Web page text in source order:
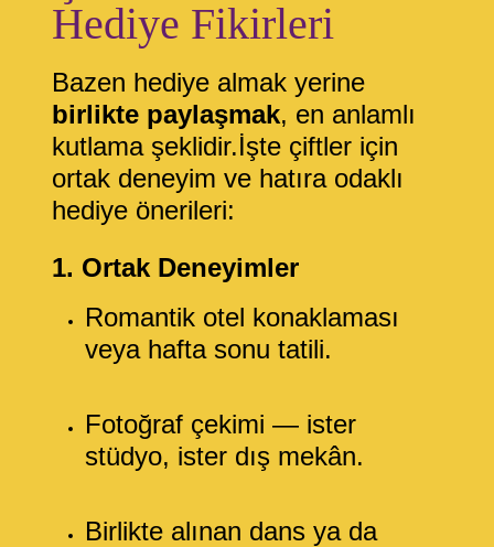
Hediye Fikirleri
Bazen hediye almak yerine
birlikte paylaşmak, en anlamlı
kutlama şeklidir.İşte çiftler için
ortak deneyim ve hatıra odaklı
hediye önerileri:
1. Ortak Deneyimler
Romantik otel konaklaması
veya hafta sonu tatili.
Fotoğraf çekimi — ister
stüdyo, ister dış mekân.
Birlikte alınan dans ya da